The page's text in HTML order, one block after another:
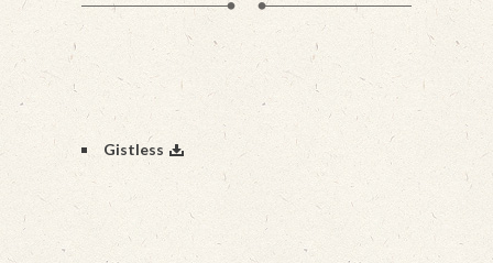
Gistless